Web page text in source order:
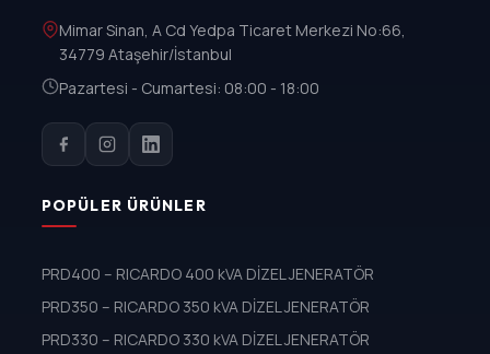
Mimar Sinan, A Cd Yedpa Ticaret Merkezi No:66,
34779 Ataşehir/İstanbul
Pazartesi - Cumartesi: 08:00 - 18:00
POPÜLER ÜRÜNLER
PRD400 – RICARDO 400 kVA DİZEL JENERATÖR
PRD350 – RICARDO 350 kVA DİZEL JENERATÖR
PRD330 – RICARDO 330 kVA DİZEL JENERATÖR